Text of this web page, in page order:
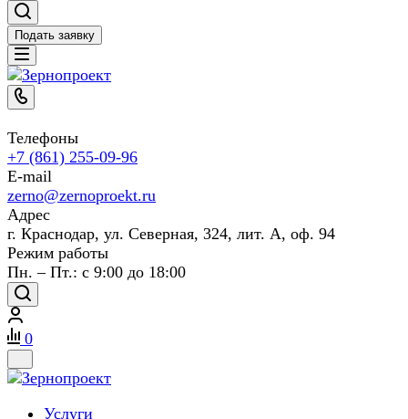
Подать заявку
Телефоны
+7 (861) 255-09-96
E-mail
zerno@zernoproekt.ru
Адрес
г. Краснодар, ул. Северная, 324, лит. А, оф. 94
Режим работы
Пн. – Пт.: с 9:00 до 18:00
0
Услуги